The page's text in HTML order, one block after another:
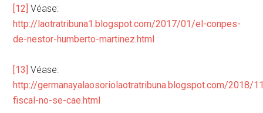
[12] Véase:
http://laotratribuna1.blogspot.com/2017/01/el-conpes-
de-nestor-humberto-martinez.html
[13] Véase:
http://germanayalaosoriolaotratribuna.blogspot.com/2018/
fiscal-no-se-cae.html